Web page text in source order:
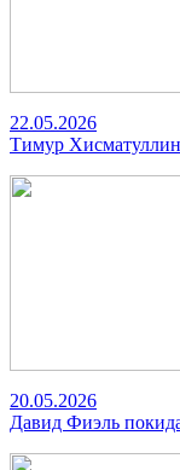
22.05.2026
Тимур Хисматуллин
20.05.2026
Давид Фиэль